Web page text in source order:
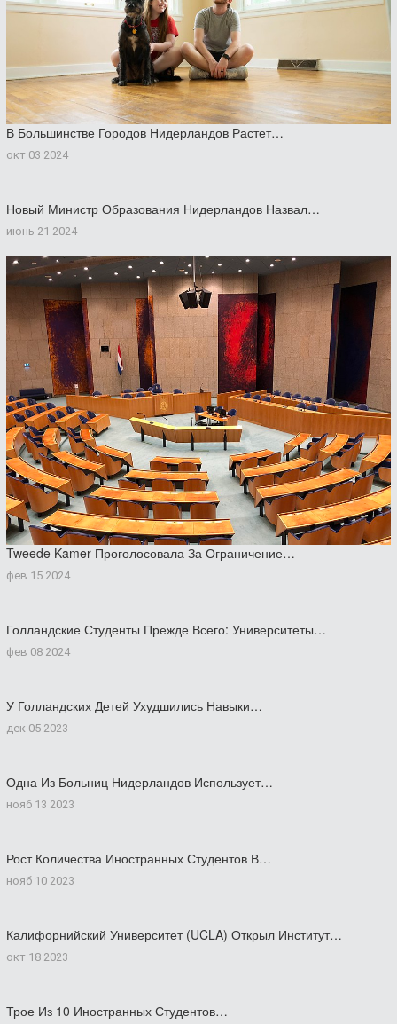
В Большинстве Городов Нидерландов Растет…
окт 03 2024
Новый Министр Образования Нидерландов Назвал…
июнь 21 2024
Tweede Kamer Проголосовала За Ограничение…
фев 15 2024
Голландские Студенты Прежде Всего: Университеты…
фев 08 2024
У Голландских Детей Ухудшились Навыки…
дек 05 2023
Одна Из Больниц Нидерландов Использует…
нояб 13 2023
Рост Количества Иностранных Студентов В…
нояб 10 2023
Калифорнийский Университет (UCLA) Открыл Институт…
окт 18 2023
Трое Из 10 Иностранных Студентов…